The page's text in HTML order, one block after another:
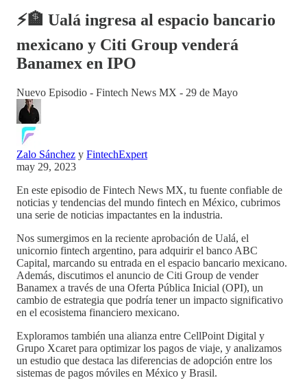
⚡️🏦 Ualá ingresa al espacio bancario
mexicano y Citi Group venderá
Banamex en IPO
Nuevo Episodio - Fintech News MX - 29 de Mayo
Zalo Sánchez y FintechExpert
may 29, 2023
En este episodio de Fintech News MX, tu fuente confiable de
noticias y tendencias del mundo fintech en México, cubrimos
una serie de noticias impactantes en la industria.
Nos sumergimos en la reciente aprobación de Ualá, el
unicornio fintech argentino, para adquirir el banco ABC
Capital, marcando su entrada en el espacio bancario mexicano.
Además, discutimos el anuncio de Citi Group de vender
Banamex a través de una Oferta Pública Inicial (OPI), un
cambio de estrategia que podría tener un impacto significativo
en el ecosistema financiero mexicano.
Exploramos también una alianza entre CellPoint Digital y
Grupo Xcaret para optimizar los pagos de viaje, y analizamos
un estudio que destaca las diferencias de adopción entre los
sistemas de pagos móviles en México y Brasil.